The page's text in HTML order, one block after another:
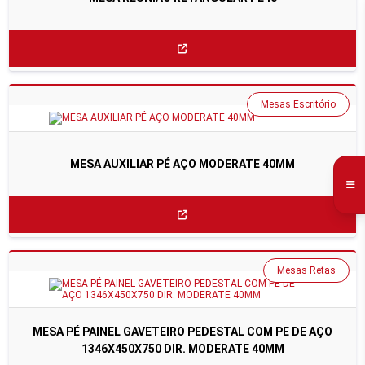
MESA AUXILIAR PÉ AÇO MODERATE 40MM
Mesas Escritório
MESA PÉ PAINEL GAVETEIRO PEDESTAL COM PE DE AÇO
1346X450X750 DIR. MODERATE 40MM
Mesas Retas